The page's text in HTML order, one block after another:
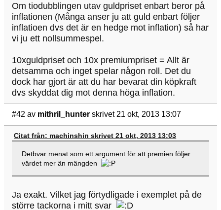
Om tiodubblingen utav guldpriset enbart beror på
inflationen (Många anser ju att guld enbart följer
inflatioen dvs det är en hedge mot inflation) så har
vi ju ett nollsummespel.
10xguldpriset och 10x premiumpriset = Allt är
detsamma och inget spelar någon roll. Det du
dock har gjort är att du har bevarat din köpkraft
dvs skyddat dig mot denna höga inflation.
#42 av mithril_hunter skrivet 21 okt, 2013 13:07
Citat från: machinshin skrivet 21 okt, 2013 13:03
Detbvar menat som ett argument för att premien följer
värdet mer än mängden
Ja exakt. Vilket jag förtydligade i exemplet på de
större tackorna i mitt svar